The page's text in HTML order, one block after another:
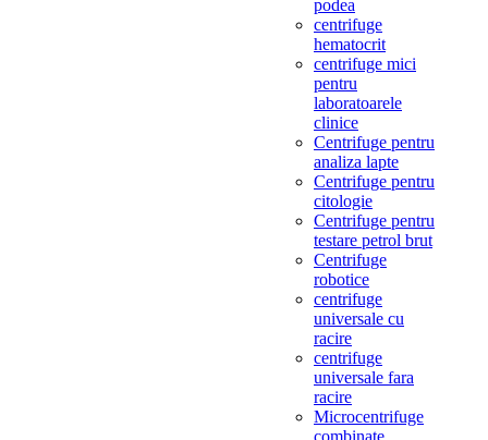
podea
centrifuge
hematocrit
centrifuge mici
pentru
laboratoarele
clinice
Centrifuge pentru
analiza lapte
Centrifuge pentru
citologie
Centrifuge pentru
testare petrol brut
Centrifuge
robotice
centrifuge
universale cu
racire
centrifuge
universale fara
racire
Microcentrifuge
combinate